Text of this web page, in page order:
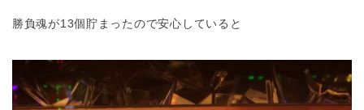
勝負魂が13個貯まったので安心していると